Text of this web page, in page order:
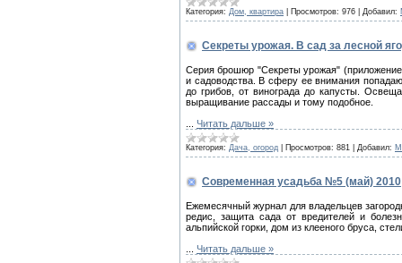
Категория: Дом, квартира Просмотров: 976 Добавил:
Секреты урожая. В сад за лесной
Серия брошюр "Секреты урожая"
и садоводства. В сферу ее внимания
до грибов, от винограда до капусты.
выращивание рассады и тому подобное.
Читать дальше »
Категория: Дача, огород Просмотров: 881 Добавил:
Современная усадьба №5 (май) 2010
Ежемесячный журнал для владельцев
редис, защита сада от вредителей и
альпийской горки, дом из клееного бруса,
Читать дальше »